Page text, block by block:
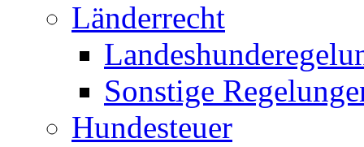
Länderrecht
Sonstige
Hundesteuer